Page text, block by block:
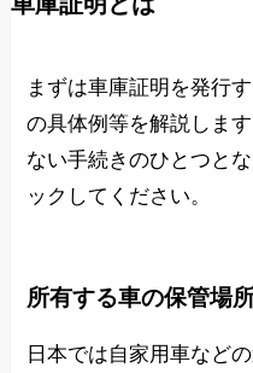
まずは車庫証明を発行
の具体例等を解説しま
ない手続きのひとつと
ックしてください。
所有する車の保管場
日本では自家用車など